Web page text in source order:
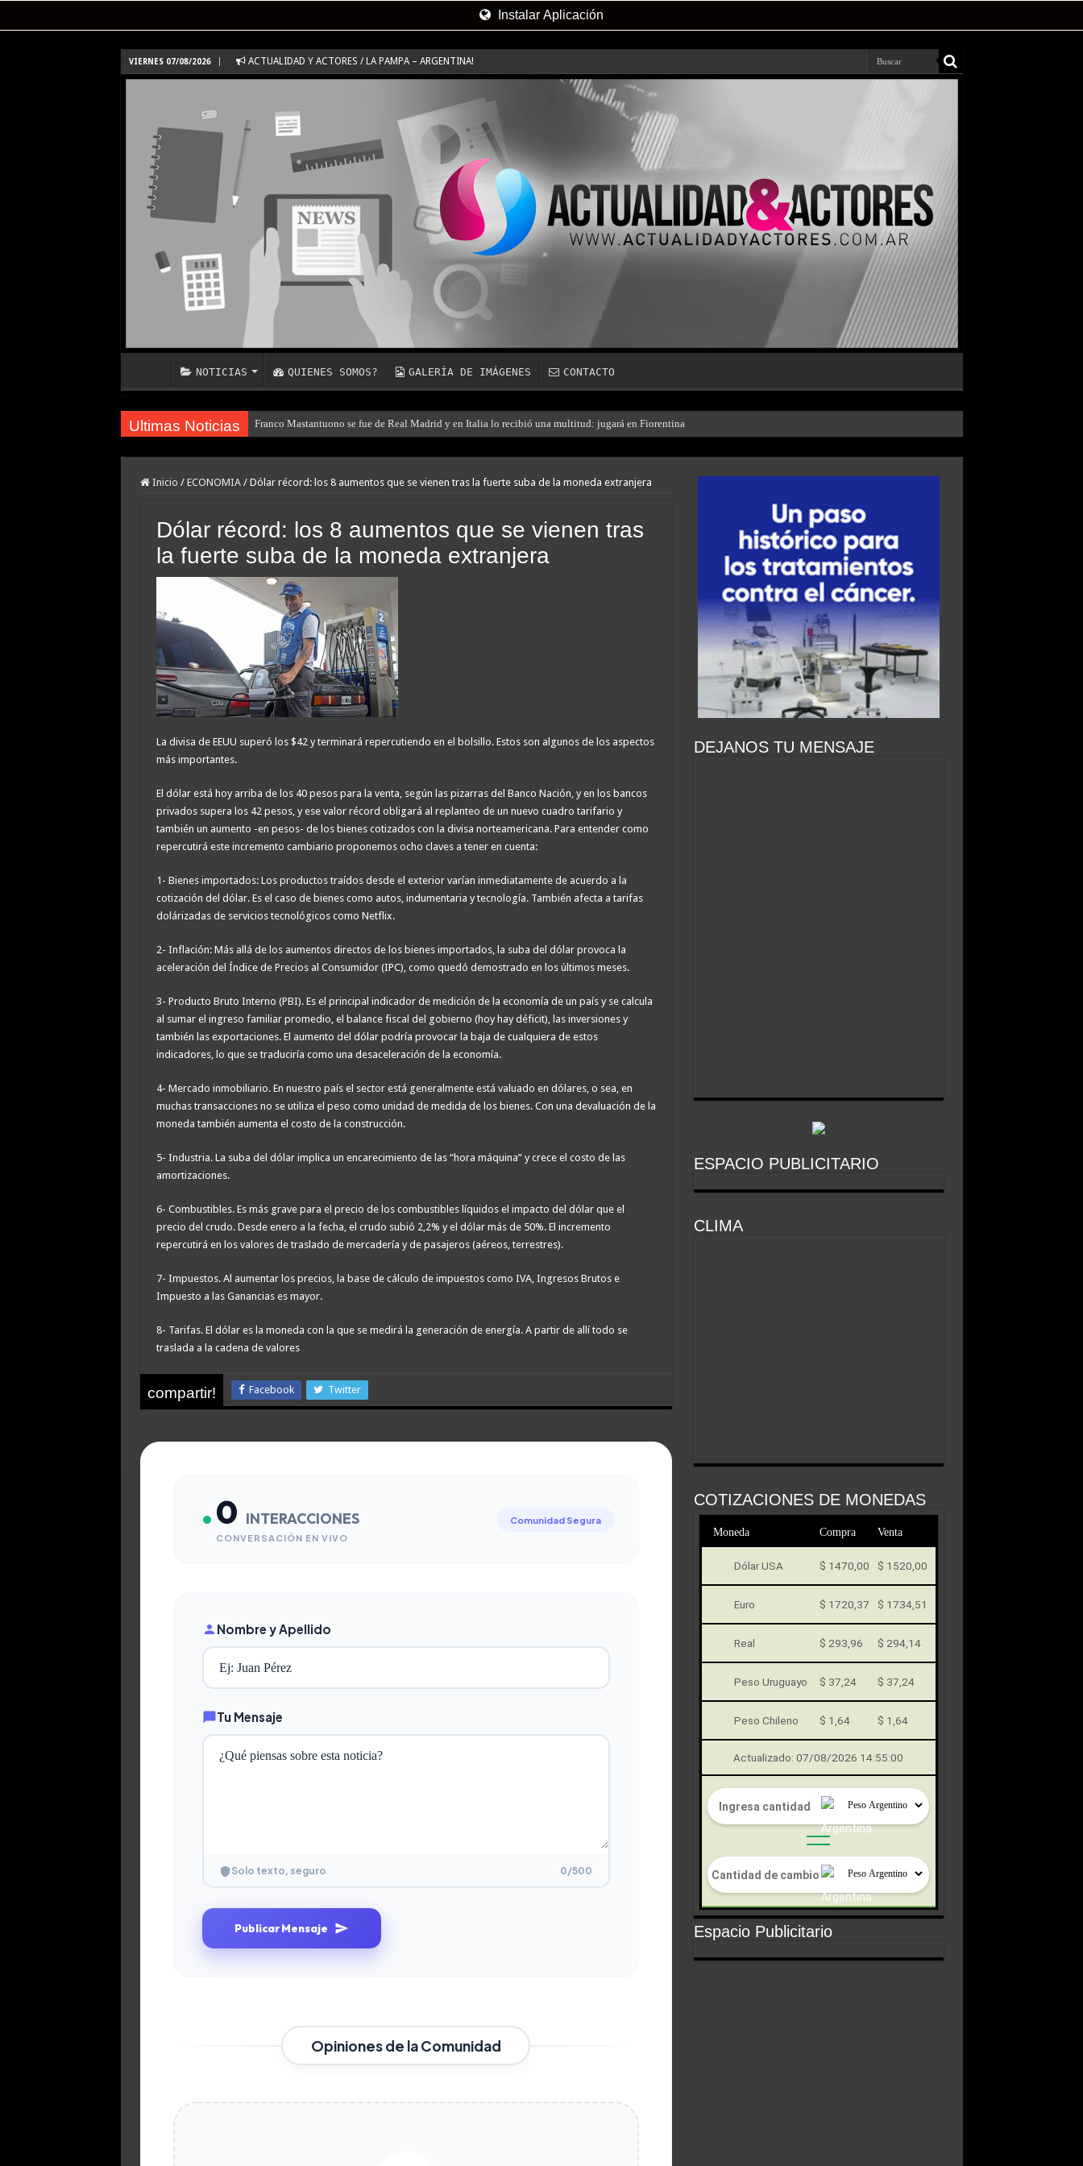
Instalar Aplicación
VIERNES 07/08/2026 ACTUALIDAD Y ACTORES / LA PAMPA – ARGENTINA!
NOTICIAS QUIENES SOMOS? GALERÍA DE IMÁGENES CONTACTO
Ultimas Noticias Franco Mastantuono se fue de Real Madrid y en Italia lo recibió una multitud: jugará en Fiorentina
Inicio / ECONOMIA / Dólar récord: los 8 aumentos que se vienen tras la fuerte suba de la moneda extranjera
Dólar récord: los 8 aumentos que se vienen tras
la fuerte suba de la moneda extranjera
La divisa de EEUU superó los $42 y terminará repercutiendo en el bolsillo. Estos son algunos de los aspectos
más importantes.
El dólar está hoy arriba de los 40 pesos para la venta, según las pizarras del Banco Nación, y en los bancos
privados supera los 42 pesos, y ese valor récord obligará al replanteo de un nuevo cuadro tarifario y
también un aumento -en pesos- de los bienes cotizados con la divisa norteamericana. Para entender como
repercutirá este incremento cambiario proponemos ocho claves a tener en cuenta:
1- Bienes importados: Los productos traídos desde el exterior varían inmediatamente de acuerdo a la
cotización del dólar. Es el caso de bienes como autos, indumentaria y tecnología. También afecta a tarifas
dolárizadas de servicios tecnológicos como Netflix.
2- Inflación: Más allá de los aumentos directos de los bienes importados, la suba del dólar provoca la
aceleración del Índice de Precios al Consumidor (IPC), como quedó demostrado en los últimos meses.
3- Producto Bruto Interno (PBI). Es el principal indicador de medición de la economía de un país y se calcula
al sumar el ingreso familiar promedio, el balance fiscal del gobierno (hoy hay déficit), las inversiones y
también las exportaciones. El aumento del dólar podría provocar la baja de cualquiera de estos
indicadores, lo que se traduciría como una desaceleración de la economía.
4- Mercado inmobiliario. En nuestro país el sector está generalmente está valuado en dólares, o sea, en
muchas transacciones no se utiliza el peso como unidad de medida de los bienes. Con una devaluación de la
moneda también aumenta el costo de la construcción.
5- Industria. La suba del dólar implica un encarecimiento de las “hora máquina” y crece el costo de las
amortizaciones.
6- Combustibles. Es más grave para el precio de los combustibles líquidos el impacto del dólar que el
precio del crudo. Desde enero a la fecha, el crudo subió 2,2% y el dólar más de 50%. El incremento
repercutirá en los valores de traslado de mercadería y de pasajeros (aéreos, terrestres).
7- Impuestos. Al aumentar los precios, la base de cálculo de impuestos como IVA, Ingresos Brutos e
Impuesto a las Ganancias es mayor.
8- Tarifas. El dólar es la moneda con la que se medirá la generación de energía. A partir de allí todo se
traslada a la cadena de valores
compartir! Facebook Twitter
0 INTERACCIONES
CONVERSACIÓN EN VIVO
Comunidad Segura
Nombre y Apellido
Tu Mensaje
Solo texto, seguro 0/500
Publicar Mensaje
Opiniones de la Comunidad
DEJANOS TU MENSAJE
ESPACIO PUBLICITARIO
CLIMA
COTIZACIONES DE MONEDAS
Moneda Compra Venta
Dólar USA $ 1470,00 $ 1520,00
Euro $ 1720,37 $ 1734,51
Real $ 293,96 $ 294,14
Peso Uruguayo $ 37,24 $ 37,24
Peso Chileno $ 1,64 $ 1,64
Actualizado: 07/08/2026 14:55:00
Espacio Publicitario